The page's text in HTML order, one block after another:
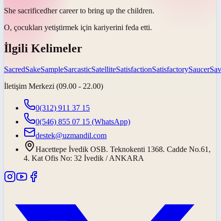
She sacrificedher career to bring up the children.
O, çocukları yetiştirmek için kariyerini feda etti.
İlgili Kelimeler
SacredSakeSampleSarcasticSatelliteSatisfactionSatisfactorySaucer
İletişim Merkezi (09.00 - 22.00)
0(312) 911 37 15
0(546) 855 07 15 (WhatsApp)
destek@uzmandil.com
Hacettepe İvedik OSB. Teknokenti 1368. Cadde No.61,
4. Kat Ofis No: 32 İvedik / ANKARA